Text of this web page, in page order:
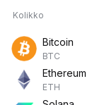
Kolikko
Bitcoin
BTC
Ethereum
ETH